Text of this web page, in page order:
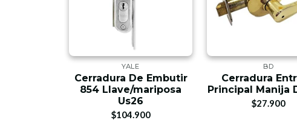
YALE
Cerradura De Embutir
854 Llave/mariposa
Us26
$104.900
BD
Cerradura
Principal Manija
$27.900